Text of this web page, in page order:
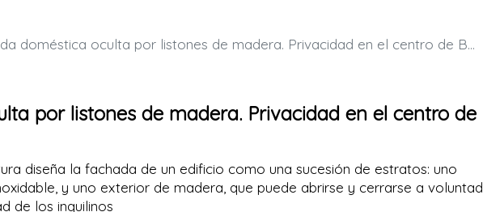
doméstica oculta por listones de madera. Privacidad en el centro de Barcelona
por listones de madera. Privacidad en el centro de
diseña la fachada de un edificio como una sucesión de estratos: uno
y uno exterior de madera, que puede abrirse y cerrarse a voluntad,
de los inquilinos